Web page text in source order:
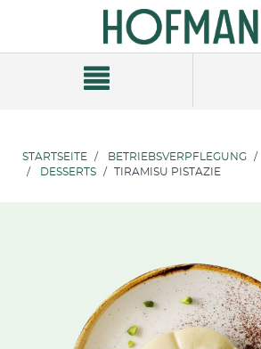
Navigationsmenü
STARTSEITE BETRIEBSVERPFLEGUNG
DESSERTS
TIRAMISU PISTAZIE